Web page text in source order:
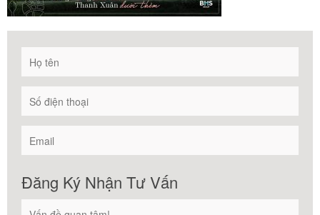
Đăng Ký Nhận Tư Vấn